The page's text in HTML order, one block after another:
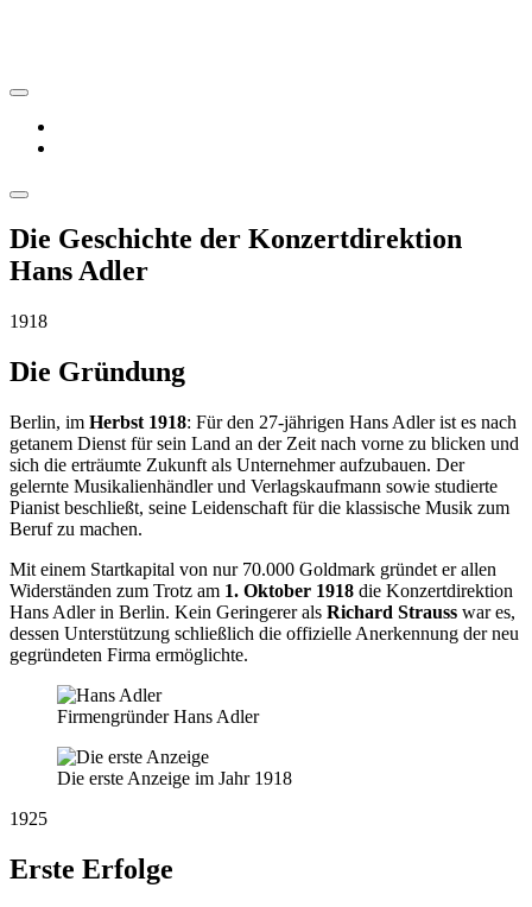
Die Geschichte der Konzertdirektion
Hans Adler
1918
Die Gründung
Berlin, im Herbst 1918: Für den 27-jährigen Hans Adler ist es nach
getanem Dienst für sein Land an der Zeit nach vorne zu blicken und
sich die erträumte Zukunft als Unternehmer aufzubauen. Der
gelernte Musikalienhändler und Verlagskaufmann sowie studierte
Pianist beschließt, seine Leidenschaft für die klassische Musik zum
Beruf zu machen.
Mit einem Startkapital von nur 70.000 Goldmark gründet er allen
Widerständen zum Trotz am 1. Oktober 1918 die Konzertdirektion
Hans Adler in Berlin. Kein Geringerer als Richard Strauss war es,
dessen Unterstützung schließlich die offizielle Anerkennung der neu
gegründeten Firma ermöglichte.
Firmengründer Hans Adler
Die erste Anzeige im Jahr 1918
1925
Erste Erfolge